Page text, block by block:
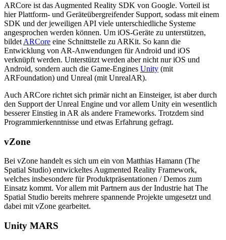
ARCore ist das Augmented Reality SDK von Google. Vorteil ist
hier Plattform- und Geräteübergreifender Support, sodass mit einem
SDK und der jeweiligen API viele unterschiedliche Systeme
angesprochen werden können. Um iOS-Geräte zu unterstützen,
bildet ARCore eine Schnittstelle zu ARKit. So kann die
Entwicklung von AR-Anwendungen für Android und iOS
verknüpft werden. Unterstützt werden aber nicht nur iOS und
Android, sondern auch die Game-Engines Unity (mit
ARFoundation) und Unreal (mit UnrealAR).
Auch ARCore richtet sich primär nicht an Einsteiger, ist aber durch
den Support der Unreal Engine und vor allem Unity ein wesentlich
besserer Einstieg in AR als andere Frameworks. Trotzdem sind
Programmierkenntnisse und etwas Erfahrung gefragt.
vZone
Bei vZone handelt es sich um ein von Matthias Hamann (The
Spatial Studio) entwickeltes Augmented Reality Framework,
welches insbesondere für Produktpräsentationen / Demos zum
Einsatz kommt. Vor allem mit Partnern aus der Industrie hat The
Spatial Studio bereits mehrere spannende Projekte umgesetzt und
dabei mit vZone gearbeitet.
Unity MARS